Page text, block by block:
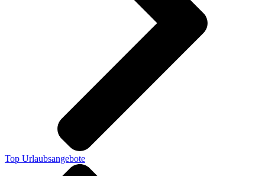
Top Urlaubsangebote